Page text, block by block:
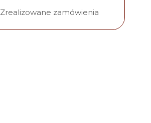
Zrealizowane zamówienia